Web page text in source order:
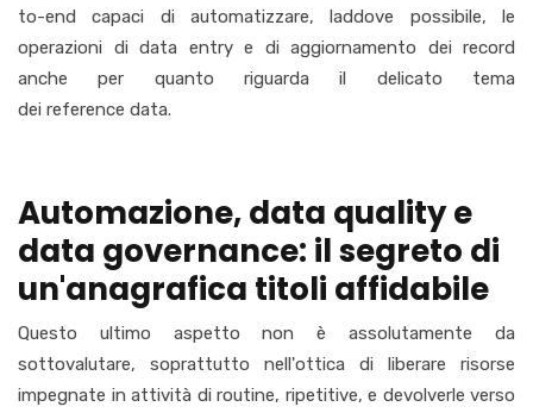
to-end capaci di automatizzare, laddove possibile, le
operazioni di data entry e di aggiornamento dei record
anche per quanto riguarda il delicato tema
dei reference data.
Automazione, data quality e
data governance: il segreto di
un'anagrafica titoli affidabile
Questo ultimo aspetto non è assolutamente da
sottovalutare, soprattutto nell'ottica di liberare risorse
impegnate in attività di routine, ripetitive, e devolverle verso